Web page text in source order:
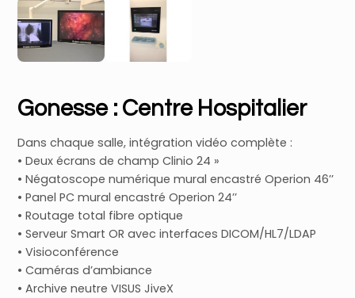
Gonesse : Centre Hospitalier
Dans chaque salle, intégration vidéo complète :
• Deux écrans de champ Clinio 24 »
• Négatoscope numérique mural encastré Operion 46’’
• Panel PC mural encastré Operion 24’’
• Routage total fibre optique
• Serveur Smart OR avec interfaces DICOM/HL7/LDAP
• Visioconférence
• Caméras d’ambiance
• Archive neutre VISUS JiveX